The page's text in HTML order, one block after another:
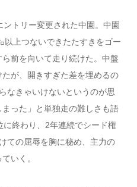
トリー変更された中園。中園
以上つないできたたすきをゴー
前を向いて走り続けた。中盤
が、開きすぎた差を埋めるの
なきゃいけないというのが思
った」と単独走の難しさも語
終わり、2年連続でシード権
ての屈辱を胸に秘め、主力の
いく。